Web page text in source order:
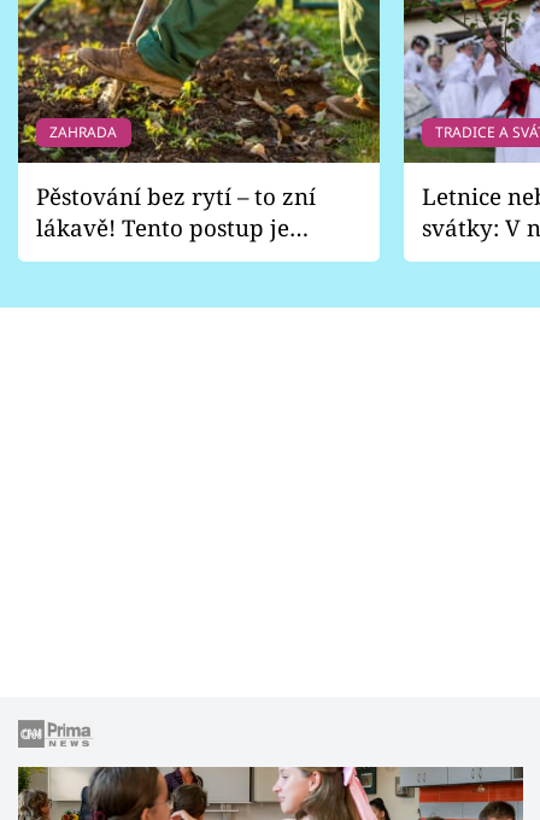
ZAHRADA
Pěstování bez rytí – to zní
lákavě! Tento postup je
vhodný jen pro některé
TRADICE A
Letnice
svátky: V
pondělí